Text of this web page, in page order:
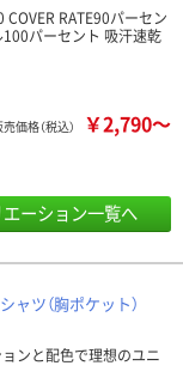
COVER RATE90パーセン
100パーセント 吸汗速乾
価格（税込） ￥2,790～
ーション一覧へ
ャツ（胸ポケット）
ンと配色で理想のユニ